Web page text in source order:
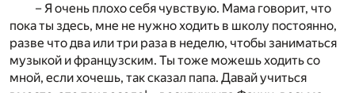
– Я очень плохо себя чувствую. Мама говорит, что
пока ты здесь, мне не нужно ходить в школу постоянно,
разве что два или три раза в неделю, чтобы заниматься
музыкой и французским. Ты тоже можешь ходить со
мной, если хочешь, так сказал папа. Давай учиться